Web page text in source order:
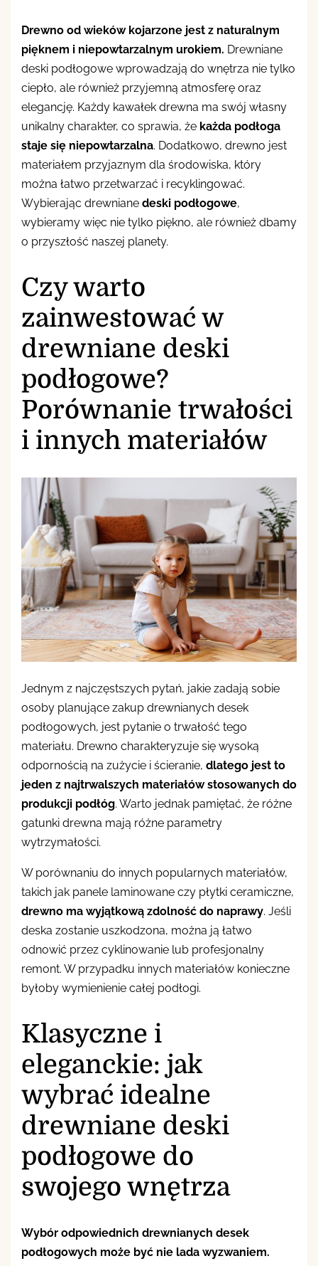
Drewno od wieków kojarzone jest z naturalnym
pięknem i niepowtarzalnym urokiem. Drewniane
deski podłogowe wprowadzają do wnętrza nie tylko
ciepło, ale również przyjemną atmosferę oraz
elegancję. Każdy kawałek drewna ma swój własny
unikalny charakter, co sprawia, że każda podłoga
staje się niepowtarzalna. Dodatkowo, drewno jest
materiałem przyjaznym dla środowiska, który
można łatwo przetwarzać i recyklingować.
Wybierając drewniane deski podłogowe,
wybieramy więc nie tylko piękno, ale również dbamy
o przyszłość naszej planety.
Czy warto
zainwestować w
drewniane deski
podłogowe?
Porównanie trwałości
i innych materiałów
Jednym z najczęstszych pytań, jakie zadają sobie
osoby planujące zakup drewnianych desek
podłogowych, jest pytanie o trwałość tego
materiału. Drewno charakteryzuje się wysoką
odpornością na zużycie i ścieranie, dlatego jest to
jeden z najtrwalszych materiałów stosowanych do
produkcji podłóg. Warto jednak pamiętać, że różne
gatunki drewna mają różne parametry
wytrzymałości.
W porównaniu do innych popularnych materiałów,
takich jak panele laminowane czy płytki ceramiczne,
drewno ma wyjątkową zdolność do naprawy. Jeśli
deska zostanie uszkodzona, można ją łatwo
odnowić przez cyklinowanie lub profesjonalny
remont. W przypadku innych materiałów konieczne
byłoby wymienienie całej podłogi.
Klasyczne i
eleganckie: jak
wybrać idealne
drewniane deski
podłogowe do
swojego wnętrza
Wybór odpowiednich drewnianych desek
podłogowych może być nie lada wyzwaniem.